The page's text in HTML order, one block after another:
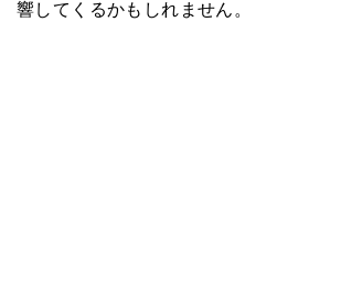
響してくるかもしれません。